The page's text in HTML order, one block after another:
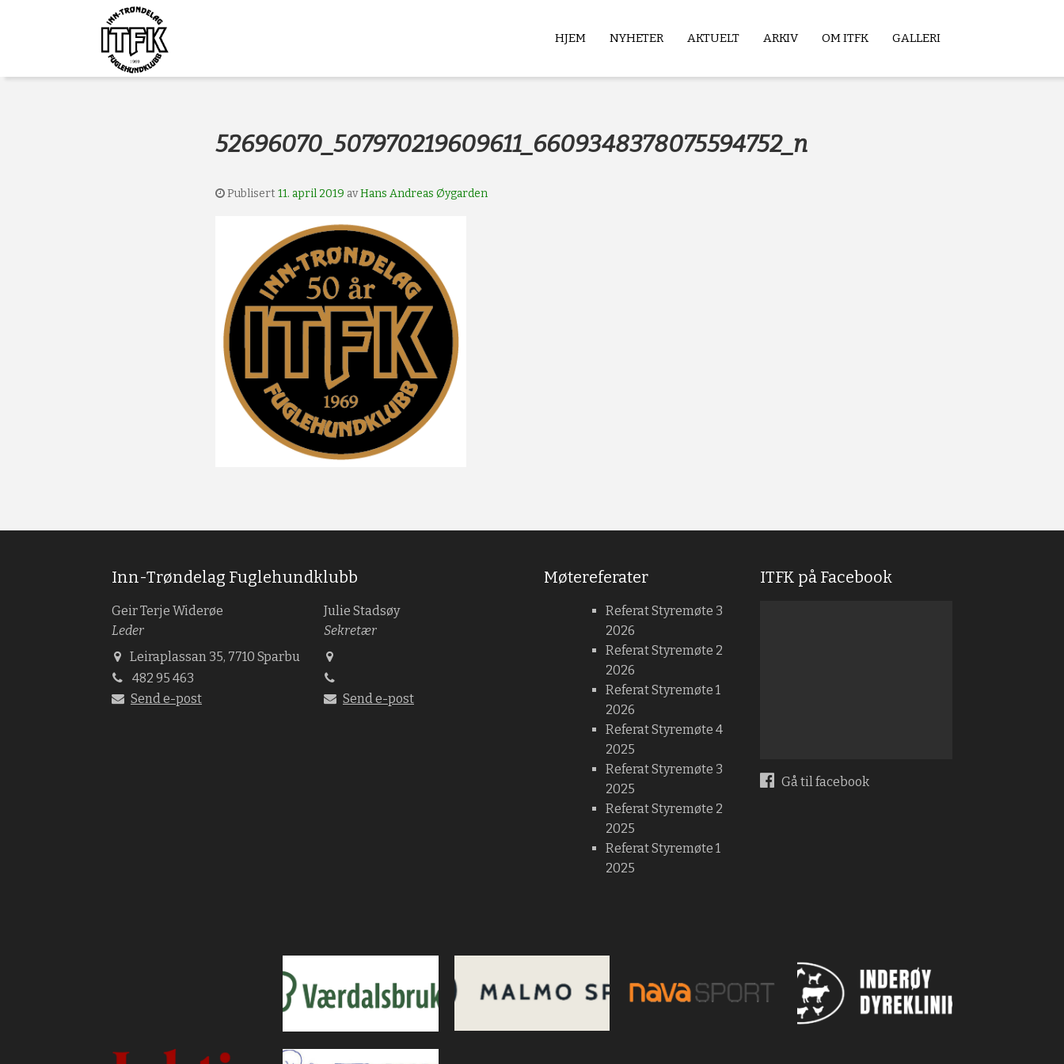
Inn-
Trøndelag
HJEM NYHETER AKTUELT ARKIV OM ITFK GALLERI
52696070_507970219609611_6609348378075594752_n
Publisert 11. april 2019 avHans Andreas Øygarden
Inn-Trøndelag Fuglehundklubb
Geir Terje Widerøe
Leder
Leiraplassan 35, 7710 Sparbu
482 95 463
Send e-post
Julie Stadsøy
Sekretær
Send e-post
Møtereferater
Referat Styremøte 3
2026
Referat Styremøte 2
2026
Referat Styremøte 1
2026
Referat Styremøte 4
2025
Referat Styremøte 3
2025
Referat Styremøte 2
2025
Referat Styremøte 1
2025
ITFK på Facebook
Gå til facebook